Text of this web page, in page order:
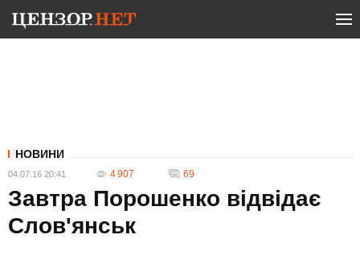
НОВИНИ
04.07.16 20:41 4 907 69
Завтра Порошенко відвідає
Слов'янськ